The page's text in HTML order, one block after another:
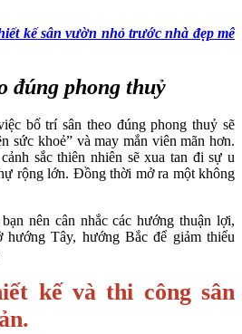
kế sân vườn nhỏ trước nhà đẹp mê
đúng phong thuỷ
bố trí sân theo đúng phong thuỷ sẽ
sức khoẻ” và may mắn viên mãn hơn.
sắc thiên nhiên sẽ xua tan đi sự u
rộng lớn. Đồng thời mở ra một không
nên cân nhắc các hướng thuận lợi,
Tây, hướng Bắc để giảm thiểu
kế và thi công sân